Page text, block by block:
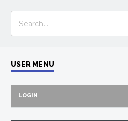
USER MENU
LOGIN